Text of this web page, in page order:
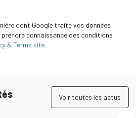
dont Google traite vos données
connaissance des conditions
& Terms site.
Voir toutes les actus